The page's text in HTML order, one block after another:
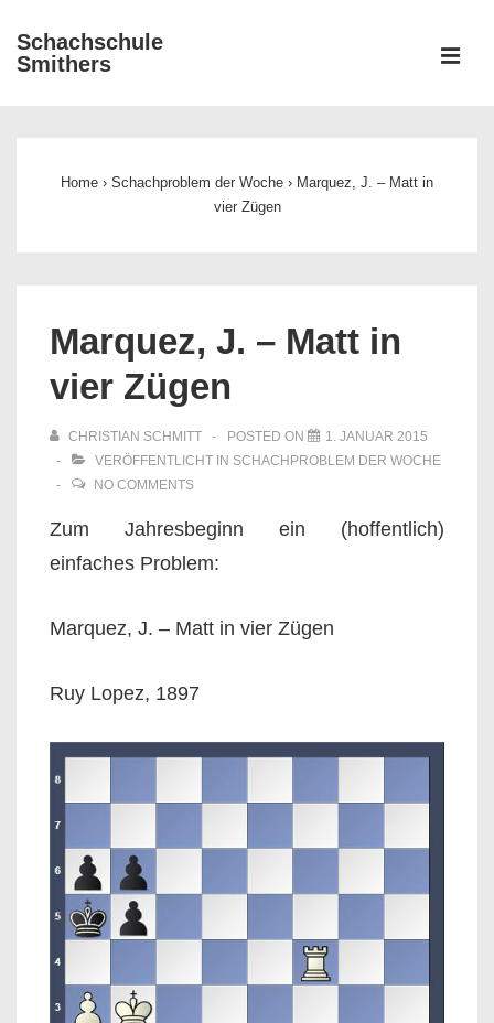
Zum
Inhalt
Schachschule
Smithers
Home › Schachproblem der Woche › Marquez, J. – Matt in
vier Zügen
Marquez, J. – Matt in
vier Zügen
CHRISTIAN SCHMITT POSTED ON
1. JANUAR 2015
VERÖFFENTLICHT IN SCHACHPROBLEM DER WOCHE
NO COMMENTS
Zum Jahresbeginn ein (hoffentlich)
einfaches Problem:
Marquez, J. – Matt in vier Zügen
Ruy Lopez, 1897